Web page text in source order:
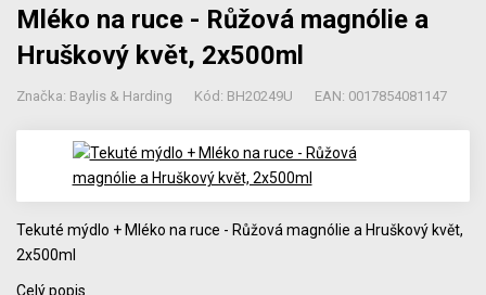
Mléko na ruce - Růžová magnólie a
Hruškový květ, 2x500ml
Značka: Baylis & Harding Kód: BH20249U EAN: 0017854081147
Tekuté mýdlo + Mléko na ruce - Růžová magnólie a Hruškový květ,
2x500ml
Celý popis